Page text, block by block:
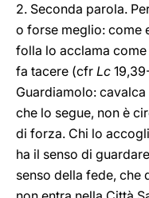
2. Seconda parola.
o forse meglio: come
folla lo acclama come
fa tacere (cfr Lc
Guardiamolo:
che lo segue, non è
di forza. Chi lo
ha il senso di
senso della fede, che